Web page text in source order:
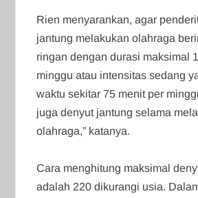
Rien menyarankan, agar
jantung melakukan olahraga
ringan dengan durasi maksimal
minggu atau intensitas sedang
waktu sekitar 75 menit per
juga denyut jantung selama
olahraga,” katanya.
Cara menghitung maksimal
adalah 220 dikurangi usia.